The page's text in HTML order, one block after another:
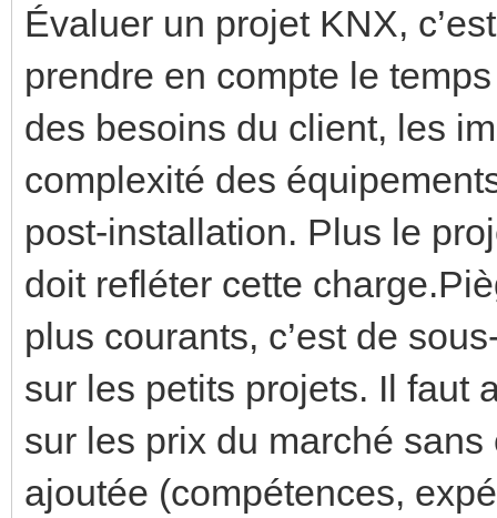
Évaluer un projet KNX,
prendre en compte le
des besoins du client, les
complexité des
post-installation. Plus le
doit refléter cette
plus courants, c’est de
sur les petits projets. Il faut
sur les prix du marché
ajoutée (compétences,